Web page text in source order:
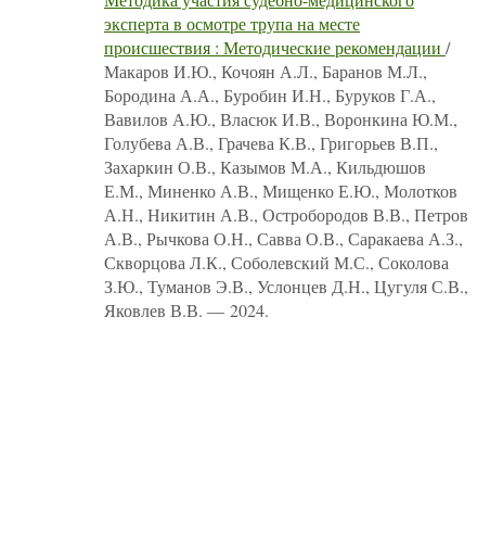
эксперта в осмотре трупа на месте
происшествия : Методические рекомендации /
Макаров И.Ю., Кочоян А.Л., Баранов М.Л.,
Бородина А.А., Буробин И.Н., Буруков Г.А.,
Вавилов А.Ю., Власюк И.В., Воронкина Ю.М.,
Голубева А.В., Грачева К.В., Григорьев В.П.,
Захаркин О.В., Казымов М.А., Кильдюшов
Е.М., Миненко А.В., Мищенко Е.Ю., Молотков
А.Н., Никитин А.В., Остробородов В.В., Петров
А.В., Рычкова О.Н., Савва О.В., Саракаева А.З.,
Скворцова Л.К., Соболевский М.С., Соколова
З.Ю., Туманов Э.В., Услонцев Д.Н., Цугуля С.В.,
Яковлев В.В. — 2024.